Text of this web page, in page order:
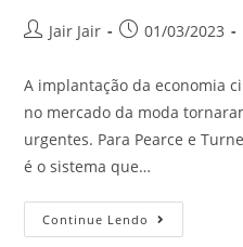
Jair Jair 01/03/2023
A implantação da economia
no mercado da moda
urgentes. Para Pearce e
é o sistema que…
Continue Lendo